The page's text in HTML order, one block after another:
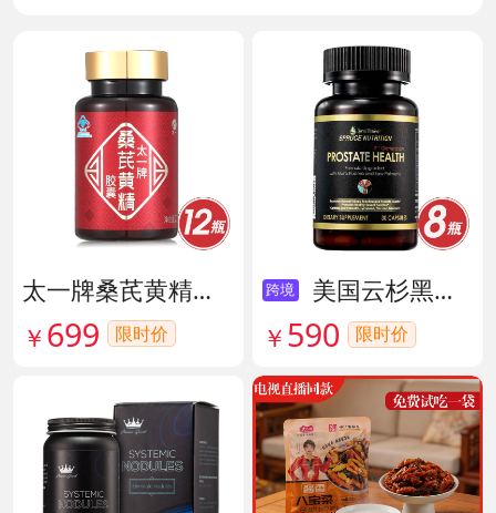
太一牌桑芪黄精胶囊 货号133159
￥ 699 限时价
跨境
美国云杉黑金前列腺素胶囊 货号136211
￥ 590 限时价